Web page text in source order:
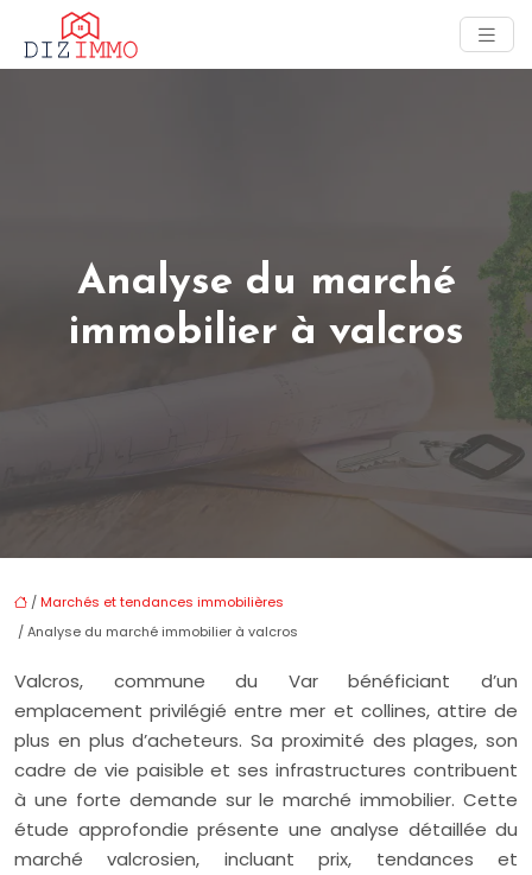
Analyse du marché
immobilier à valcros
/ Marchés et tendances immobilières
/ Analyse du marché immobilier à valcros
Valcros, commune du Var bénéficiant d’un
emplacement privilégié entre mer et collines, attire de
plus en plus d’acheteurs. Sa proximité des plages, son
cadre de vie paisible et ses infrastructures contribuent
à une forte demande sur le marché immobilier. Cette
étude approfondie présente une analyse détaillée du
marché valcrosien, incluant prix, tendances et